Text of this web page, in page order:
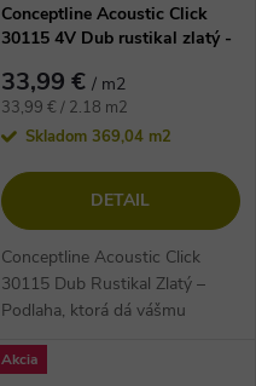
Conceptline Acoustic Click
30115 4V Dub rustikal zlatý -
33,99 € / m2
Jednotková
cena:
33,99 € / 2.18 m2
Skladom 369,04 m2
DETAIL
Conceptline Acoustic Click
30115 Dub Rustikal Zlatý –
Podlaha, ktorá dá vášmu
dokonalý domov, kde sa...
Akcia